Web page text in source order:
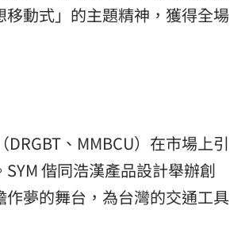
動式」的主題精神，獲得全場
、MMBCU）在市場上引
偕同浩漢產品設計舉辦創
夢的舞台，為台灣的交通工具